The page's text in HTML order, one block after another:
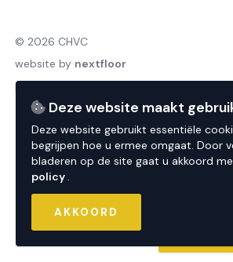
Deze website maakt
Deze website gebruikt essentiële
begrijpen hoe u ermee omgaat. Door
bladeren op de site gaat u akkoord
policy .
AKKOORD
© 2026 CHVC
website by nextfloor
powered bysweepbright
privacy